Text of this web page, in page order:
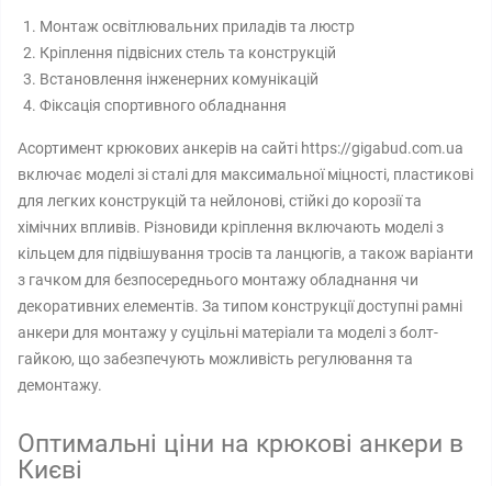
Монтаж освітлювальних приладів та люстр
Кріплення підвісних стель та конструкцій
Встановлення інженерних комунікацій
Фіксація спортивного обладнання
Асортимент крюкових анкерів на сайті https://gigabud.com.ua
включає моделі зі сталі для максимальної міцності, пластикові
для легких конструкцій та нейлонові, стійкі до корозії та
хімічних впливів. Різновиди кріплення включають моделі з
кільцем для підвішування тросів та ланцюгів, а також варіанти
з гачком для безпосереднього монтажу обладнання чи
декоративних елементів. За типом конструкції доступні рамні
анкери для монтажу у суцільні матеріали та моделі з болт-
гайкою, що забезпечують можливість регулювання та
демонтажу.
Оптимальні ціни на крюкові анкери в
Києві